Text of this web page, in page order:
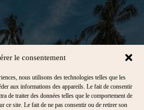
le consentement
nous utilisons des technologies telles que les
aux informations des appareils. Le fait de consentir
de traiter des données telles que le comportement de
ce site. Le fait de ne pas consentir ou de retirer son